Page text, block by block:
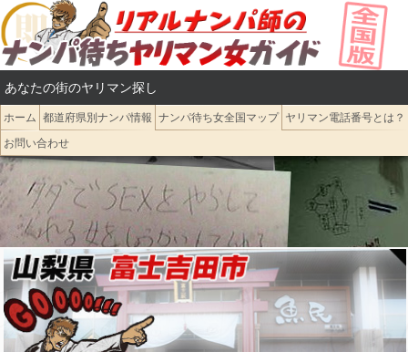
コ
ン
テ
ン
ツ
へ
ス
キ
プ
あなたの街のヤリマン探し
ホーム 都道府県別ナンパ情報 ナンパ待ち女全国マップ ヤリマン電話番号とは？
お問い合わせ